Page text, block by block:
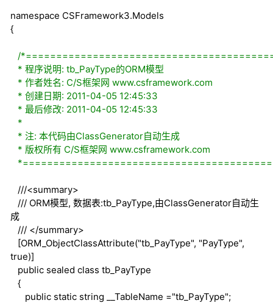
namespace CSFramework3.Models
{
/
* 程序说明: tb_PayType的ORM模型
* 作者姓名: C/S框架网 www.csframework.com
* 创建日期: 2011-04-05 12:45:33
* 最后修改: 2011-04-05 12:45:33
*
* 注: 本代码由ClassGenerator自动生成
* 版权所有 C/S框架网 www.csframework.com
///<summary>
/// ORM模型, 数据表:tb_PayType,由ClassGenerator自动生
成
/// </summary>
[ORM_ObjectClassAttribute("tb_PayType", "PayType",
true)]
public sealed class tb_PayType
{
public static string __TableName ="tb_PayType";